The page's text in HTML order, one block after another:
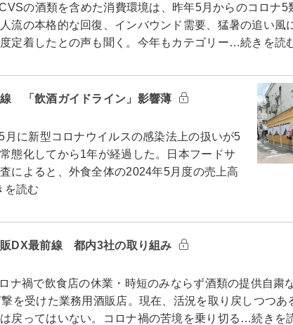
の酒類を含めた消費環境は、昨年5月からのコロナ5
流の本格的な回復、インバウンド需要、猛暑の追い風
定着したとの声も聞く。今年もカテゴリー…続きを読
「飲酒ガイドライン」影響薄
に新型コロナウイルスの感染法上の扱いが5
態化してから1年が経過した。日本フードサ
によると、外食全体の2024年5月度の売上高
を読む
DX最前線 都内3社の取り組み
禍で飲食店の休業・時短のみならず酒類の提供自粛
を受けた業務用酒販店。現在、活況を取り戻しつつあ
戻ってはいない。コロナ禍の苦境を乗り切る…続きを